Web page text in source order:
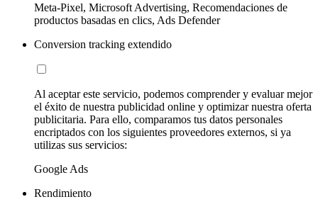
Meta-Pixel, Microsoft Advertising, Recomendaciones de
productos basadas en clics, Ads Defender
Conversion tracking extendido
Al aceptar este servicio, podemos comprender y evaluar mejor
el éxito de nuestra publicidad online y optimizar nuestra oferta
publicitaria. Para ello, comparamos tus datos personales
encriptados con los siguientes proveedores externos, si ya
utilizas sus servicios:
Google Ads
Rendimiento